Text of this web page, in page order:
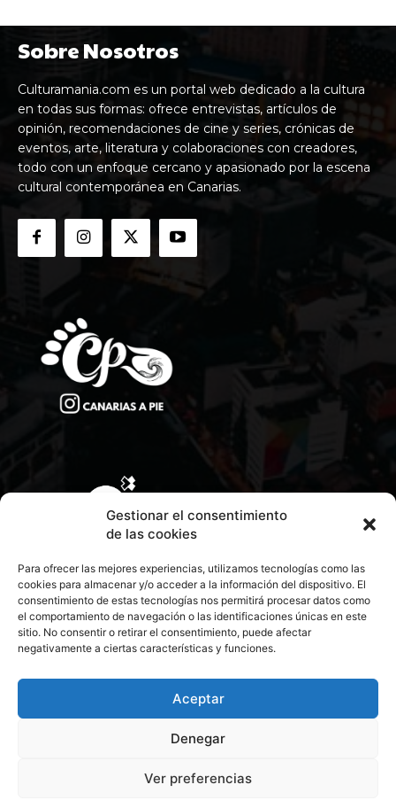
Gestionar el consentimiento
de las cookies
Para ofrecer las mejores experiencias, utilizamos tecnologías como las
cookies para almacenar y/o acceder a la información del dispositivo. El
consentimiento de estas tecnologías nos permitirá procesar datos como
el comportamiento de navegación o las identificaciones únicas en este
sitio. No consentir o retirar el consentimiento, puede afectar
negativamente a ciertas características y funciones.
Aceptar
Denegar
Ver preferencias
Sobre Nosotros
Culturamania.com es un portal web dedicado a la cultura
en todas sus formas: ofrece entrevistas, artículos de
opinión, recomendaciones de cine y series, crónicas de
eventos, arte, literatura y colaboraciones con creadores,
todo con un enfoque cercano y apasionado por la escena
cultural contemporánea en Canarias.
CONTACTA CON NOSOTROS